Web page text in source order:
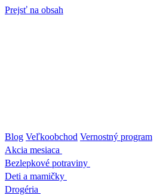
Prejsť na obsah
Blog Veľkoobchod Vernostný program
Akcia mesiaca
Bezlepkové potraviny
Deti a mamičky
Drogéria